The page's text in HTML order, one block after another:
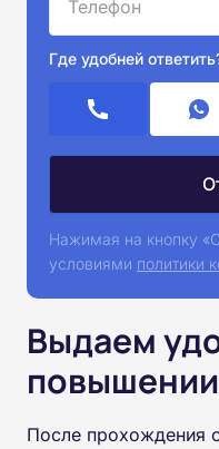
Где удобней
Нажимая на кнопку
условиями политики
Выдаем
После прохождения